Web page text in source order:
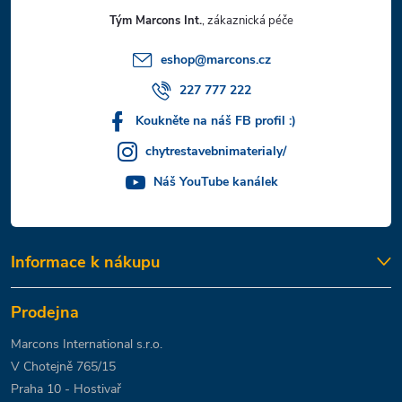
Tým Marcons Int.
eshop@marcons.cz
227 777 222
Koukněte na náš FB profil :)
chytrestavebnimaterialy/
Náš YouTube kanálek
Informace k nákupu
Prodejna
Marcons International s.r.o.
V Chotejně 765/15
Praha 10 - Hostivař